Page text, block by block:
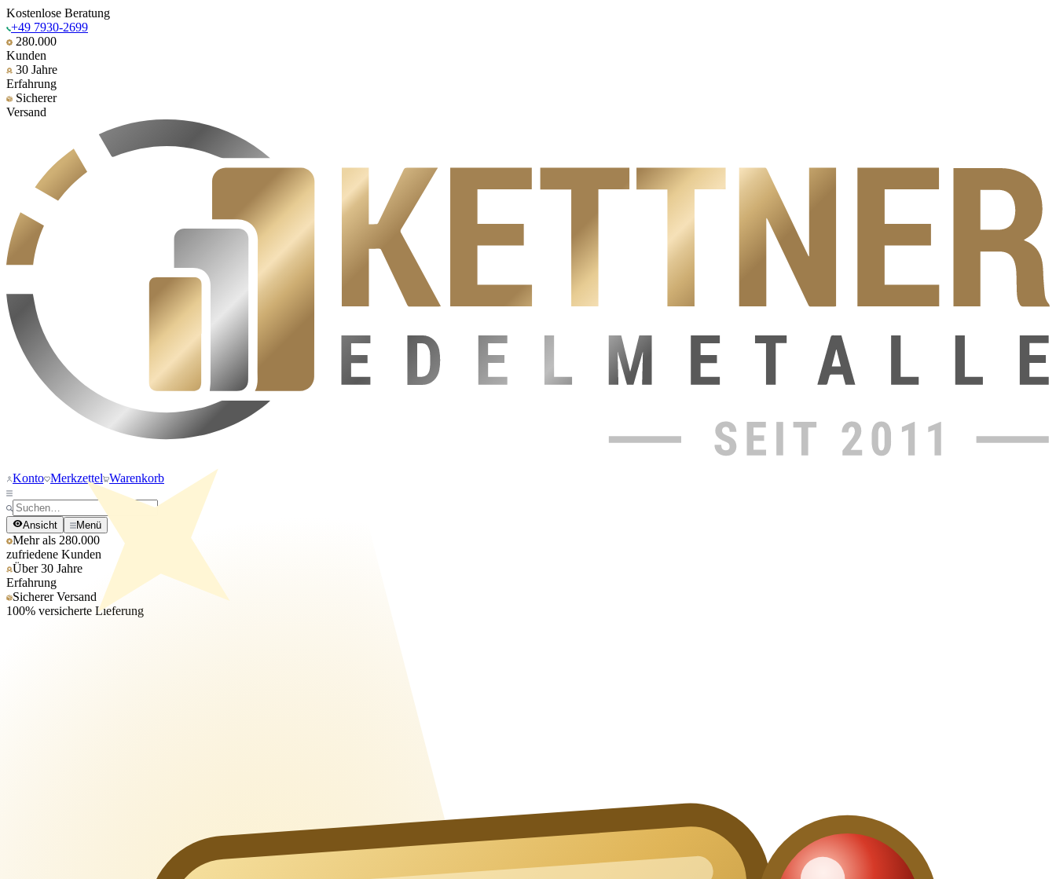
Kostenlose Beratung
+49 7930-2699
280.000
Kunden
30 Jahre
Erfahrung
Sicherer
Versand
Konto Merkzettel Warenkorb
Ansicht Menü
Mehr als 280.000
zufriedene Kunden
Über 30 Jahre
Erfahrung
Sicherer Versand
100% versicherte Lieferung